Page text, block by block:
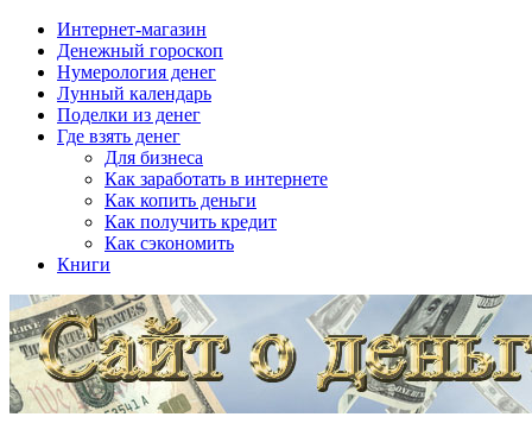
Интернет-магазин
Денежный гороскоп
Нумерология денег
Лунный календарь
Поделки из денег
Где взять денег
Для бизнеса
Как заработать в интернете
Как копить деньги
Как получить кредит
Как сэкономить
Книги